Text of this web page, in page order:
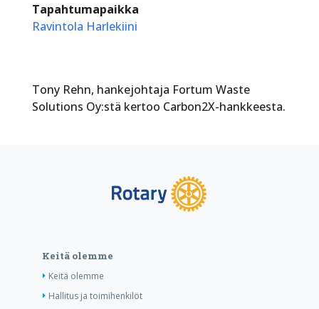
Tapahtumapaikka
Ravintola Harlekiini
Tony Rehn, hankejohtaja Fortum Waste
Solutions Oy:stä kertoo Carbon2X-hankkeesta.
Keitä olemme
Keitä olemme
Hallitus ja toimihenkilöt